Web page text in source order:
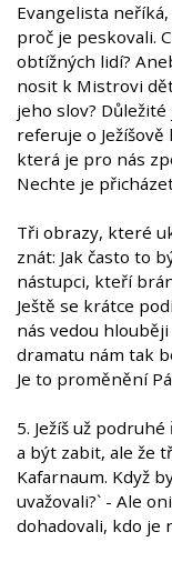
Evangelista
proč je peskovali.
obtížných lidí?
nosit k Mistrovi
jeho slov?
referuje o
která je pro nás
Nechte je
Tři obrazy, které
znát: Jak často to
nástupci, kteří
Ještě se krátce
nás vedou
dramatu nám tak
Je to proměnění
5. Ježíš už
a být zabit, ale že
Kafarnaum. Když
uvažovali?` - Ale
dohadovali, kdo je